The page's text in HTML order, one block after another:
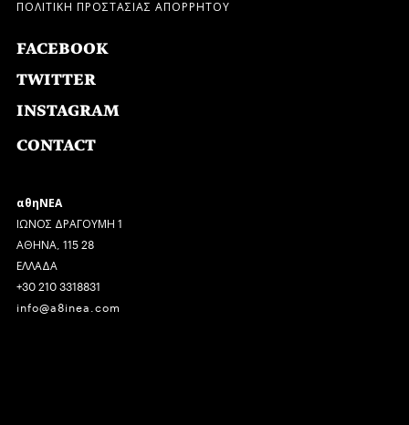
ΠΟΛΙΤΙΚΗ ΠΡΟΣΤΑΣΙΑΣ ΑΠΟΡΡΗΤΟΥ
FACEBOOK
TWITTER
INSTAGRAM
CONTACT
αθηΝΕΑ
ΙΩΝΟΣ ΔΡΑΓΟΥΜΗ 1
ΑΘΗΝΑ, 115 28
ΕΛΛΑΔΑ
+30 210 3318831
info@a8inea.com